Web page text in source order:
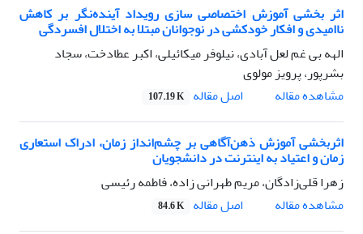
اثر بخشی آموزش اختصاصی سازی رویداد آینده‌نگر بر کاهش
ناامیدی و افکار خودکشی در نوجوانان مبتلا به اختلال افسردگی
الهه بی غم لعل آبادی، نیلوفر میکائیلی، اکبر عطادخت، سجاد
بشرپور، پرویز مولوی
مشاهده مقاله
اصل مقاله 107.19 K
اثربخشی آموزش ذهن‌آگاهی بر چشم‌انداز زمان، ادراک استعاری
زمان و اعتیاد به اینترنت در دانشجویان
زهرا قلی‌زادگان، مریم طهرانی زاده، فاطمه رئیسی
مشاهده مقاله
اصل مقاله 84.6 K